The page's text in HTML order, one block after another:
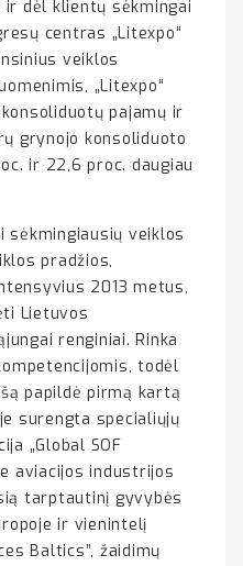
dėl klientų sėkmingai
centras „Litexpo“
veiklos
„Litexpo“
pajamų ir
grynojo konsoliduoto
ir 22,6 proc. daugiau
sėkmingiausių veiklos
pradžios,
2013 metus,
Lietuvos
renginiai. Rinka
todėl
papildė pirmą kartą
surengta specialiųjų
„Global SOF
aviacijos industrijos
tarptautinį gyvybės
ir vienintelį
Baltics”, žaidimų